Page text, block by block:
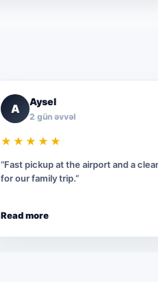
A
Aysel
2 gün əvvəl
★★★★★
“Fast pickup at the airport and a
for our family trip.”
Read more